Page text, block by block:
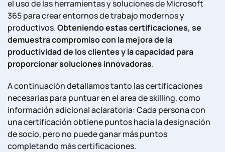
el uso de las herramientas y soluciones de Microsoft
365 para crear entornos de trabajo modernos y
productivos.Obteniendo estas certificaciones, se
demuestra compromiso con la mejora de la
productividad de los clientes y la capacidad para
proporcionar soluciones innovadoras.
A continuación detallamos tanto las certificaciones
necesarias para puntuar en el area de skilling, como
información adicional aclaratoria: Cada persona con
una certificación obtiene puntos hacia la designación
de socio, pero no puede ganar más puntos
completando más certificaciones.